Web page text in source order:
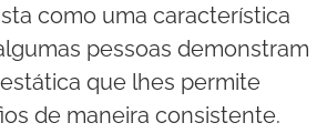
como uma característica
pessoas demonstram
que lhes permite
de maneira consistente.